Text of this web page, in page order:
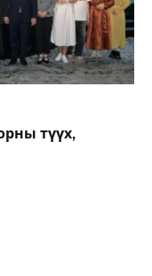
түүх,